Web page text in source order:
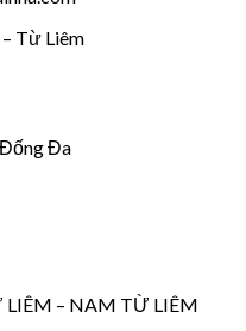
Từ Liêm
Đa
LIÊM – NAM TỪ LIÊM